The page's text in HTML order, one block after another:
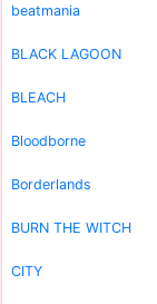
beatmania
BLACK LAGOON
BLEACH
Bloodborne
Borderlands
BURN THE WITCH
CITY